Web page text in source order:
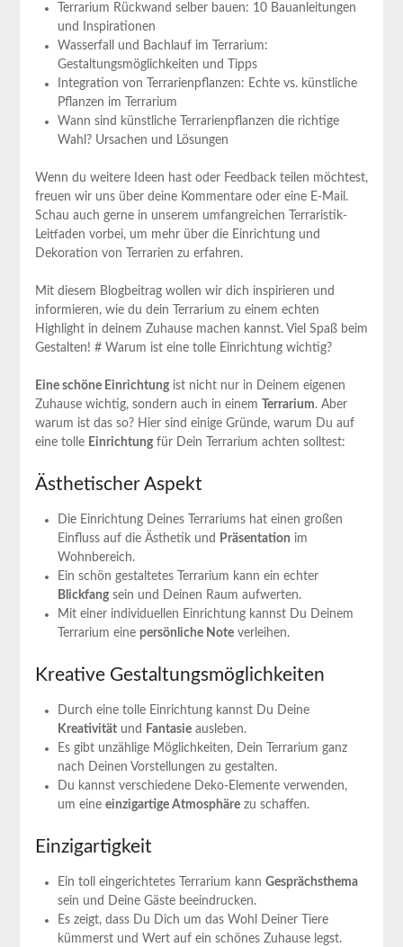
Terrarium Rückwand selber bauen: 10 Bauanleitungen
und Inspirationen
Wasserfall und Bachlauf im Terrarium:
Gestaltungsmöglichkeiten und Tipps
Integration von Terrarienpflanzen: Echte vs. künstliche
Pflanzen im Terrarium
Wann sind künstliche Terrarienpflanzen die richtige
Wahl? Ursachen und Lösungen
Wenn du weitere Ideen hast oder Feedback teilen möchtest,
freuen wir uns über deine Kommentare oder eine E-Mail.
Schau auch gerne in unserem umfangreichen Terraristik-
Leitfaden vorbei, um mehr über die Einrichtung und
Dekoration von Terrarien zu erfahren.
Mit diesem Blogbeitrag wollen wir dich inspirieren und
informieren, wie du dein Terrarium zu einem echten
Highlight in deinem Zuhause machen kannst. Viel Spaß beim
Gestalten! # Warum ist eine tolle Einrichtung wichtig?
Eine schöne Einrichtungist nicht nur in Deinem eigenen
Zuhause wichtig, sondern auch in einem Terrarium. Aber
warum ist das so? Hier sind einige Gründe, warum Du auf
eine tolle Einrichtungfür Dein Terrarium achten solltest:
Ästhetischer Aspekt
Die Einrichtung Deines Terrariums hat einen großen
Einfluss auf die Ästhetik und
Präsentation im
Wohnbereich.
Ein schön gestaltetes Terrarium kann ein echter
Blickfangsein und Deinen Raum aufwerten.
Mit einer individuellen Einrichtung kannst Du Deinem
Terrarium eine persönliche Noteverleihen.
Kreative Gestaltungsmöglichkeiten
Durch eine tolle Einrichtung kannst Du Deine
Kreativitätund Fantasieausleben.
Es gibt unzählige Möglichkeiten, Dein Terrarium ganz
nach Deinen Vorstellungen zu gestalten.
Du kannst verschiedene Deko-Elemente verwenden,
um eine einzigartige Atmosphärezu schaffen.
Einzigartigkeit
Ein toll eingerichtetes Terrarium kann Gesprächsthema
sein und Deine Gäste beeindrucken.
Es zeigt, dass Du Dich um das Wohl Deiner Tiere
kümmerst und Wert auf ein schönes Zuhause legst.